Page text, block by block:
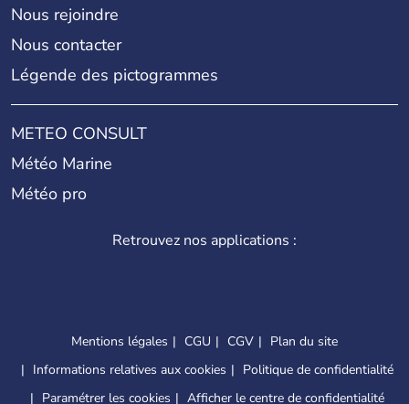
Nous rejoindre
Nous contacter
Légende des pictogrammes
METEO CONSULT
Météo Marine
Météo pro
Retrouvez nos applications :
Mentions légales CGU CGV
Plan du site
Informations relatives aux cookies
Politique de confidentialité
Paramétrer les cookies
Afficher le centre de confidentialité